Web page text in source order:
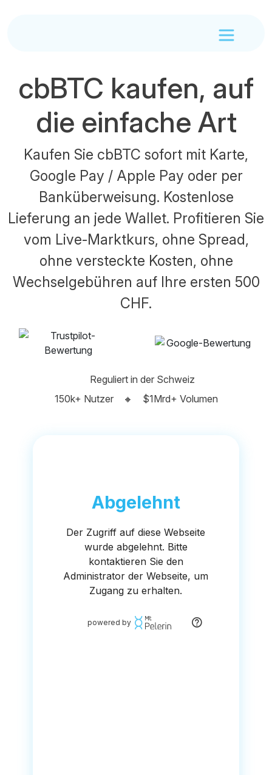
cbBTC kaufen, auf
die einfache Art
Kaufen Sie cbBTC sofort mit Karte,
Google Pay / Apple Pay oder per
Banküberweisung. Kostenlose
Lieferung an jede Wallet. Profitieren Sie
vom Live-Marktkurs, ohne Spread,
ohne versteckte Kosten, ohne
Wechselgebühren auf Ihre ersten 500
CHF.
Reguliert in der Schweiz
150k+ Nutzer
🔸 $1Mrd+ Volumen